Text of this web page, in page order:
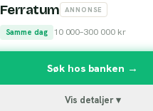
Ferratum ANNONSE
Samme dag 10 000–300 000kr
Søk hos banken →
Vis detaljer ▾